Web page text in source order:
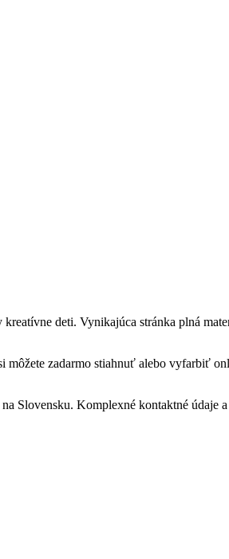
deti. Vynikajúca stránka plná
zadarmo stiahnuť alebo vyfarbiť
Slovensku. Komplexné kontaktné